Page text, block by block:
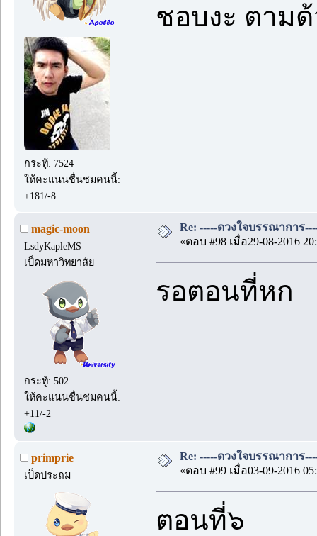
กระทู้: 7524
ให้คะแนนชื่นชมคนนี้:
+181/-8
ชอบงะ ตาม
magic-moon
LsdyKapleMS
เป็ดมหาวิทยาลัย
กระทู้: 502
ให้คะแนนชื่นชมคนนี้:
+11/-2
Re: -----ดวงใจบรรณาการ
«ตอบ #98 เมื่อ29-08-2016
รอตอนที่หก
primprie
เป็ดประถม
Re: -----ดวงใจบรรณาการ
«ตอบ #99 เมื่อ03-09-2016
ตอนที่๖